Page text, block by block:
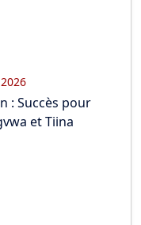
: Succès pour
et Tiina